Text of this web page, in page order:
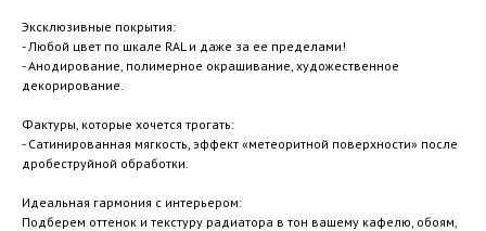
Эксклюзивные покрытия:
- Любой цвет по шкале RAL и даже за ее пределами!
- Анодирование, полимерное окрашивание, художественное
декорирование.
Фактуры, которые хочется трогать:
- Сатинированная мягкость, эффект «метеоритной поверхности» после
дробеструйной обработки.
Идеальная гармония с интерьером:
Подберем оттенок и текстуру радиатора в тон вашему кафелю, обоям,